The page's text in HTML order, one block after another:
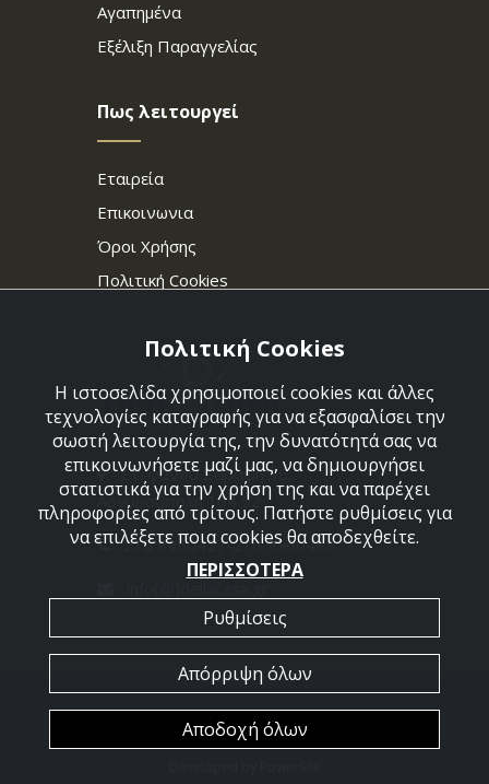
Αγαπημένα
Εξέλιξη Παραγγελίας
Πως λειτουργεί
Εταιρεία
Επικοινωνια
Όροι Χρήσης
Πολιτική Cookies
Στεφάνου Σαράφη 36,
Αργυρούπολη 164 52
210 9960427-210 9960489
2026 @ All Rights Reserved - Dellacasa
Πολιτική Cookies
Η ιστοσελίδα χρησιμοποιεί cookies και άλλες
τεχνολογίες καταγραφής για να εξασφαλίσει την
σωστή λειτουργία της, την δυνατότητά σας να
επικοινωνήσετε μαζί μας, να δημιουργήσει
στατιστικά για την χρήση της και να παρέχει
πληροφορίες από τρίτους. Πατήστε ρυθμίσεις για
να επιλέξετε ποια cookies θα αποδεχθείτε.
ΠΕΡΙΣΣΟΤΕΡΑ
Ρυθμίσεις
Απόρριψη όλων
Αποδοχή όλων